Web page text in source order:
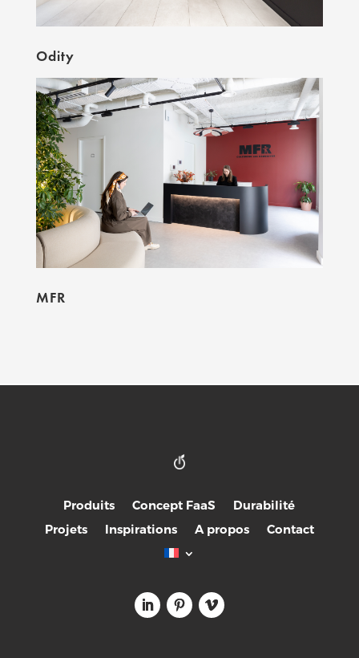
Odity
MFR
Produits Concept FaaS
Durabilité
Projets
Inspirations A propos Contact